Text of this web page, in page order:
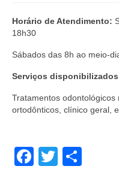
Horário de Atendimento:
18h30
Sábados das 8h ao meio-
Serviços
Tratamentos
ortodônticos, clínico geral,
Facebook
Twitter